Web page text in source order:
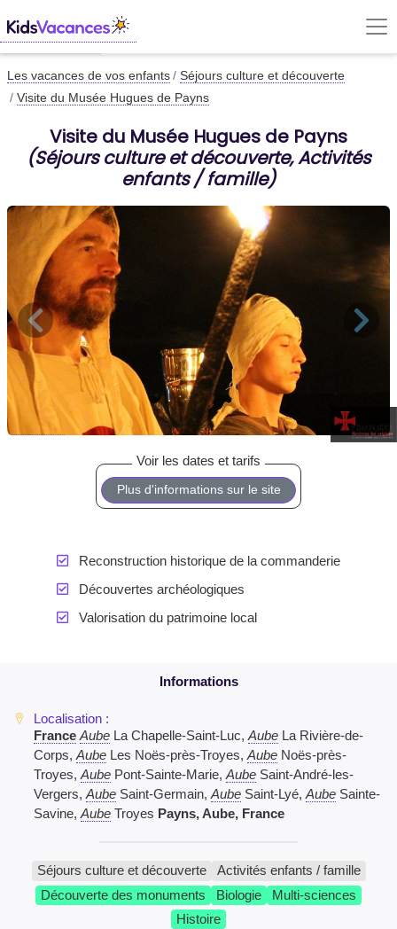
Les vacances de vos enfants
Séjours culture et découverte
Visite du Musée Hugues de Payns
Visite du Musée Hugues de Payns
(Séjours culture et découverte, Activités
enfants / famille)
Plus d'informations sur le site
Reconstruction historique de la commanderie
Découvertes archéologiques
Valorisation du patrimoine local
France Aube La Chapelle-Saint-Luc, Aube La Rivière-de-
Corps, Aube Les Noës-près-Troyes, Aube Noës-près-
Troyes, Aube Pont-Sainte-Marie, Aube Saint-André-les-
Vergers, Aube Saint-Germain, Aube Saint-Lyé, Aube Sainte-
Savine, Aube Troyes Payns, Aube, France
Séjours culture et découverte
Activités enfants / famille
Découverte des monuments
Biologie
Multi-sciences
Histoire